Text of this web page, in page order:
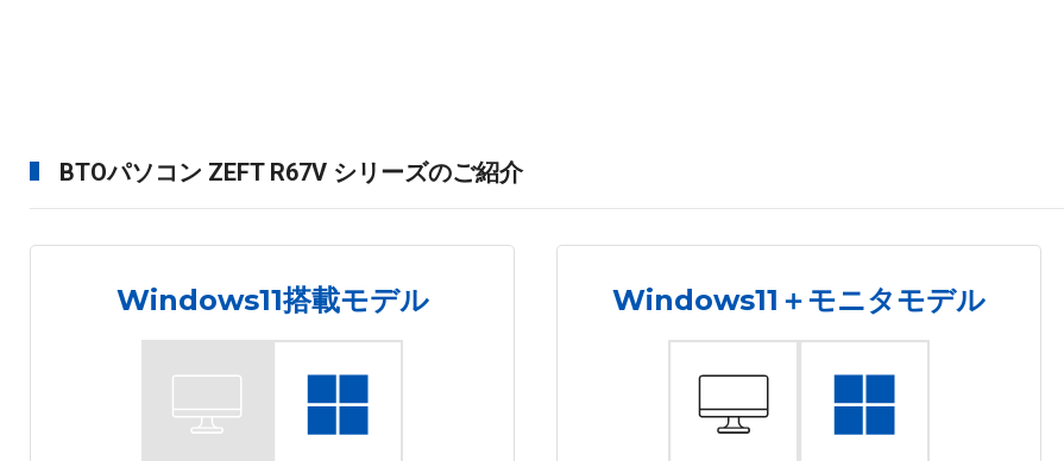
BTOパソコン ZEFT R67V シリーズのご紹介
Windows11搭載モデル Windows11＋モニタモデル